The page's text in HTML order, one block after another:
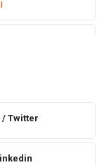
Taşımacılık
/ Twitter